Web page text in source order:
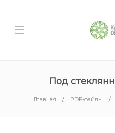
Под
Главная PDF-файлы